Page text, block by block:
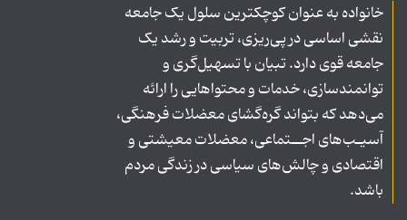
خانواده به عنوان کوچکترین سلول یک جامعه
نقشی اساسی در پی‌ریزی، تربیت و رشد یک
جامعه قوی دارد. تبیان با تسهیل‌گری و
توانمندسازی، خدمات و محتواهایی را ارائه
می‌دهد که بتواند گره‌گشای معضلات فرهنگی،
آسیـب‌های اجــتماعی، معضلات معیشتی و
اقتصادی و چالش‌های سیاسی در زندگی مردم
باشد.